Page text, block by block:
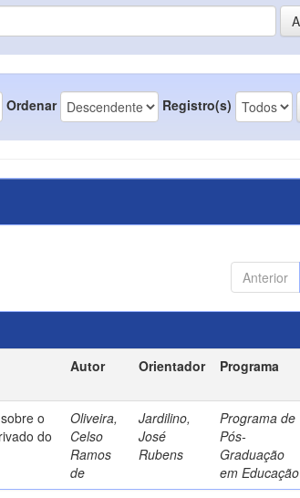
Ordenar Registro(s)
Anterior
Autor Orientador Programa
o
do
Oliveira,
Celso
Ramos
de
Jardilino,
José
Rubens
Programa de
Pós-
Graduação
em Educação